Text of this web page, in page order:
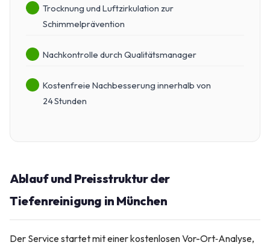
Trocknung und Luftzirkulation zur
Schimmelprävention
Nachkontrolle durch Qualitätsmanager
Kostenfreie Nachbesserung innerhalb von
24 Stunden
Ablauf und Preisstruktur der
Tiefenreinigung in München
Der Service startet mit einer kostenlosen Vor-Ort‑Analyse,